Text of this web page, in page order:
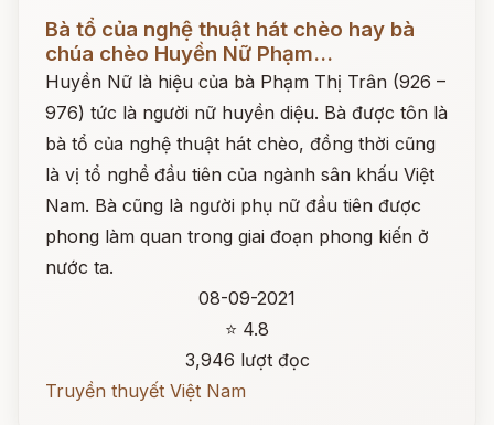
Đọc ngay
Bà tổ của nghệ thuật hát chèo hay bà
chúa chèo Huyền Nữ Phạm...
Huyền Nữ là hiệu của bà Phạm Thị Trân (926 –
976) tức là người nữ huyền diệu. Bà được tôn là
bà tổ của nghệ thuật hát chèo, đồng thời cũng
là vị tổ nghề đầu tiên của ngành sân khấu Việt
Nam. Bà cũng là người phụ nữ đầu tiên được
phong làm quan trong giai đoạn phong kiến ở
nước ta.
08-09-2021
⭐ 4.8
3,946 lượt đọc
Truyền thuyết Việt Nam